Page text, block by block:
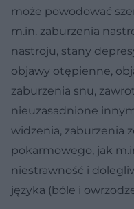
może powodować
m.in. zaburzenia
nastroju, stany
objawy otępienne,
zaburzenia snu,
nieuzasadnione
widzenia, zaburzenia
pokarmowego, jak
niestrawność i
języka (bóle i